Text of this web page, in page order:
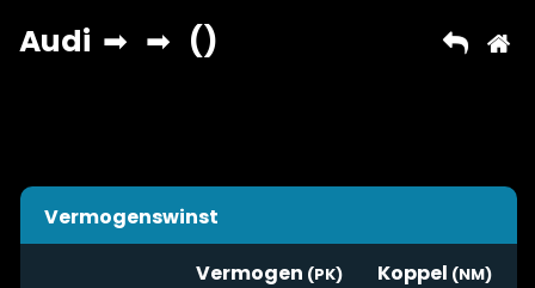
Vermogenswinst
Vermogen
Koppel